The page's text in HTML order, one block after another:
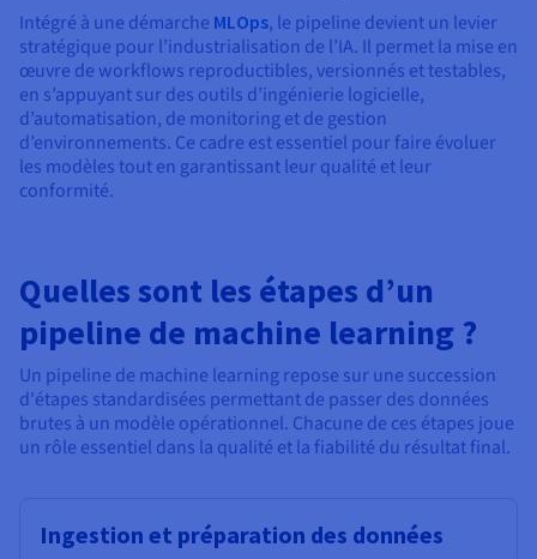
Intégré à une démarche MLOps, le pipeline devient un levier
stratégique pour l’industrialisation de l’IA. Il permet la mise en
œuvre de workflows reproductibles, versionnés et testables,
en s’appuyant sur des outils d’ingénierie logicielle,
d’automatisation, de monitoring et de gestion
d’environnements. Ce cadre est essentiel pour faire évoluer
les modèles tout en garantissant leur qualité et leur
conformité.
Quelles sont les étapes d’un
pipeline de machine learning ?
Un pipeline de machine learning repose sur une succession
d'étapes standardisées permettant de passer des données
brutes à un modèle opérationnel. Chacune de ces étapes joue
un rôle essentiel dans la qualité et la fiabilité du résultat final.
Ingestion et préparation des données